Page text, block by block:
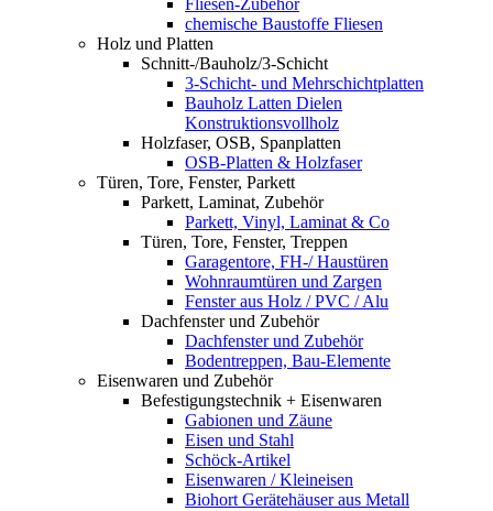
Fliesen-Zubehör
chemische Baustoffe Fliesen
Holz und Platten
Schnitt-/Bauholz/3-Schicht
3-Schicht- und Mehrschichtplatten
Bauholz Latten Dielen
Konstruktionsvollholz
Holzfaser, OSB, Spanplatten
OSB-Platten & Holzfaser
Türen, Tore, Fenster, Parkett
Parkett, Laminat, Zubehör
Parkett, Vinyl, Laminat & Co
Türen, Tore, Fenster, Treppen
Garagentore, FH-/ Haustüren
Wohnraumtüren und Zargen
Fenster aus Holz / PVC / Alu
Dachfenster und Zubehör
Dachfenster und Zubehör
Bodentreppen, Bau-Elemente
Eisenwaren und Zubehör
Befestigungstechnik + Eisenwaren
Gabionen und Zäune
Eisen und Stahl
Schöck-Artikel
Eisenwaren / Kleineisen
Biohort Gerätehäuser aus Metall